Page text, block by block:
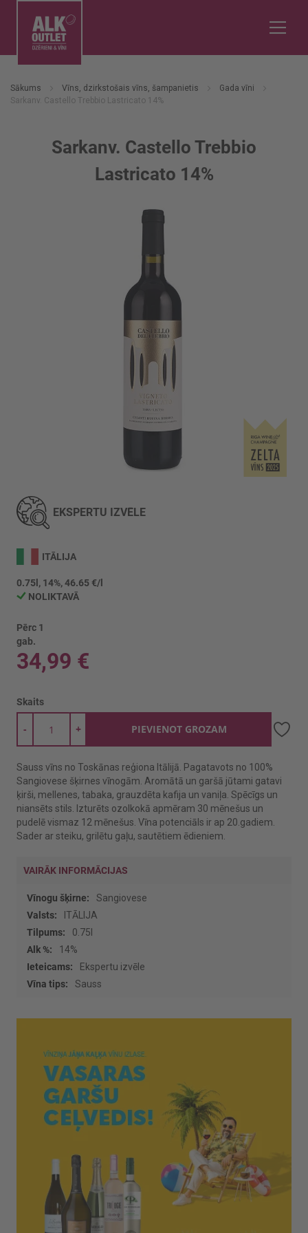
Sākums Vīns, dzirkstošais vīns, šampanietis
Gada vīni
Sarkanv. Castello Trebbio Lastricato 14%
Sarkanv. Castello Trebbio
Lastricato 14%
uz
galerijas
sākumu
EKSPERTU IZVĒLE
ITĀLIJA
0.75l, 14%, 46.65 €/l
NOLIKTAVĀ
Pērc 1
gab.
34,99 €
Skaits
+
- PIEVIENOT GROZAM
Sauss vīns no Toskānas reģiona Itālijā. Pagatavots no 100%
Sangiovese šķirnes vīnogām. Aromātā un garšā jūtami gatavi
ķirši, mellenes, tabaka, grauzdēta kafija un vaniļa. Spēcīgs un
niansēts stils. Izturēts ozolkokā apmēram 30 mēnešus un
pudelē vismaz 12 mēnešus. Vīna potenciāls ir ap 20.gadiem.
Sader ar steiku, grilētu gaļu, sautētiem ēdieniem.
VAIRĀK INFORMĀCIJAS
Vairāk
informācijas
Sangiovese
ITĀLIJA
0.75l
14%
Ekspertu izvēle
Sauss